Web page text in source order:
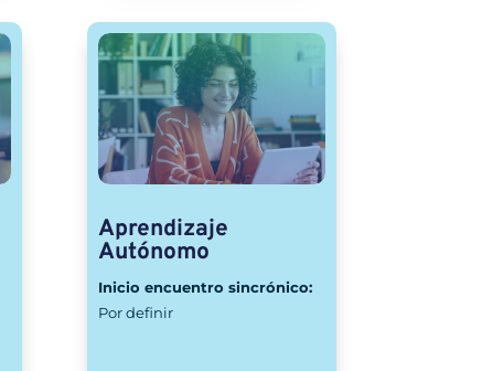
Aprendizaje
Autónomo
Inicio encuentro sincrónico:
Por definir